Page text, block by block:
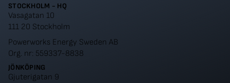
STOCKHOLM - HQ
Vasagatan 10
111 20 Stockholm
Powerworks Energy Sweden AB
Org. nr: 559337-8838
JÖNKÖPING
Gjuterigatan 9